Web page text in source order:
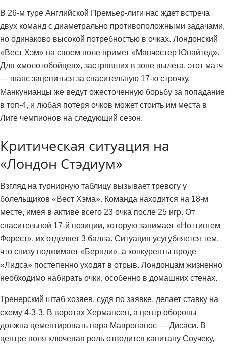
В 26-м туре Английской Премьер-лиги нас ждет встреча
двух команд с диаметрально противоположными задачами,
но одинаково высокой потребностью в очках. Лондонский
«Вест Хэм» на своем поле примет «Манчестер Юнайтед».
Для «молотобойцев», застрявших в зоне вылета, этот матч
— шанс зацепиться за спасительную 17-ю строчку.
Манкунианцы же ведут ожесточенную борьбу за попадание
в топ-4, и любая потеря очков может стоить им места в
Лиге чемпионов на следующий сезон.
Критическая ситуация на
«Лондон Стэдиум»
Взгляд на турнирную таблицу вызывает тревогу у
болельщиков «Вест Хэма». Команда находится на 18-м
месте, имея в активе всего 23 очка после 25 игр. От
спасительной 17-й позиции, которую занимает «Ноттингем
Форест», их отделяет 3 балла. Ситуация усугубляется тем,
что снизу поджимает «Бернли», а конкуренты вроде
«Лидса» постепенно уходят в отрыв. Лондонцам жизненно
необходимо набирать очки, особенно в домашних стенах.
Тренерский штаб хозяев, судя по заявке, делает ставку на
схему 4-3-3. В воротах Хермансен, а центр обороны
должна цементировать пара Мавропанос — Дисаси. В
центре поля ключевая роль отводится капитану Соучеку,